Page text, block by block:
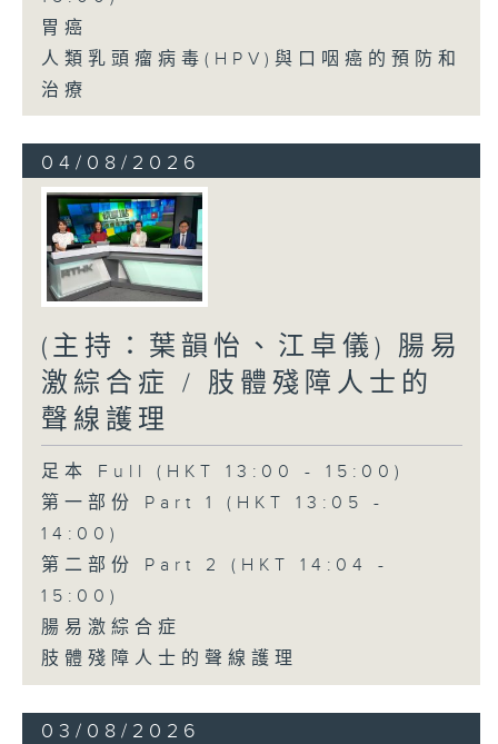
胃癌
人類乳頭瘤病毒(HPV)與口咽癌的預防和
治療
04/08/2026
(主持：葉韻怡、江卓儀) 腸易
激綜合症 / 肢體殘障人士的
聲線護理
足本 Full (HKT 13:00 - 15:00)
第一部份 Part 1 (HKT 13:05 -
14:00)
第二部份 Part 2 (HKT 14:04 -
15:00)
腸易激綜合症
肢體殘障人士的聲線護理
03/08/2026